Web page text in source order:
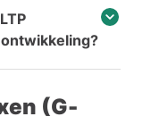
(G-